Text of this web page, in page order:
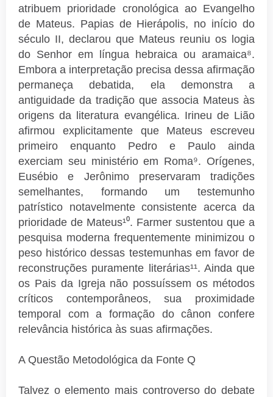
atribuem prioridade cronológica ao Evangelho
de Mateus. Papias de Hierápolis, no início do
século II, declarou que Mateus reuniu os logia
do Senhor em língua hebraica ou aramaica⁸.
Embora a interpretação precisa dessa afirmação
permaneça debatida, ela demonstra a
antiguidade da tradição que associa Mateus às
origens da literatura evangélica. Irineu de Lião
afirmou explicitamente que Mateus escreveu
primeiro enquanto Pedro e Paulo ainda
exerciam seu ministério em Roma⁹. Orígenes,
Eusébio e Jerônimo preservaram tradições
semelhantes, formando um testemunho
patrístico notavelmente consistente acerca da
prioridade de Mateus¹⁰. Farmer sustentou que a
pesquisa moderna frequentemente minimizou o
peso histórico dessas testemunhas em favor de
reconstruções puramente literárias¹¹. Ainda que
os Pais da Igreja não possuíssem os métodos
críticos contemporâneos, sua proximidade
temporal com a formação do cânon confere
relevância histórica às suas afirmações.
A Questão Metodológica da Fonte Q
Talvez o elemento mais controverso do debate